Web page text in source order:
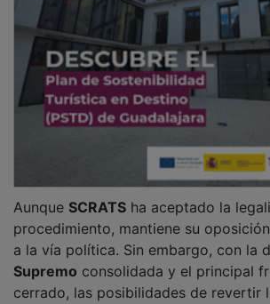
Aunque SCRATS ha aceptado la
procedimiento, mantiene su
a la vía política. Sin embargo, con la
Supremo consolidada y el principal
cerrado, las posibilidades de revertir